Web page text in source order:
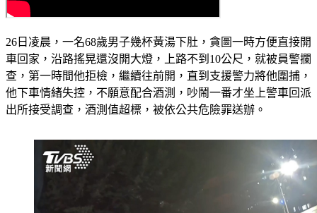
車回家，沿路搖晃還沒開大燈，上路不到10公尺，就被員警攔
查，第一時間他拒檢，繼續往前開，直到支援警力將他圍捕，
他下車情緒失控，不願意配合酒測，吵鬧一番才坐上警車回派
出所接受調查，酒測值超標，被依公共危險罪送辦。